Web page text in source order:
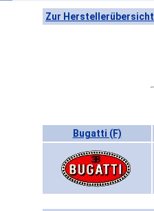
Zur Herstellerübersicht
Bugatti (F)